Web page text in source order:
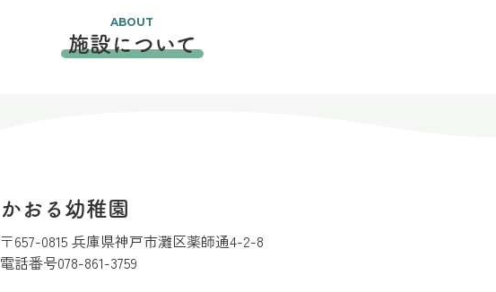
ABOUT
施設について
かおる幼稚園
〒657-0815 兵庫県神戸市灘区薬師通4-2-8
電話番号078-861-3759